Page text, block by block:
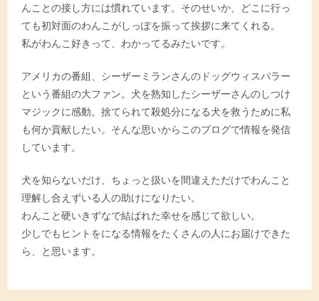
んことの接し方には慣れています。そのせいか、どこに行っ
ても初対面のわんこがしっぽを振って挨拶に来てくれる。
私がわんこ好きって、わかってるみたいです。
アメリカの番組、シーザーミランさんのドッグウィスパラー
という番組の大ファン。犬を熟知したシーザーさんのしつけ
マジックに感動。捨てられて殺処分になる犬を救うために私
も何か貢献したい。そんな思いからこのブログで情報を発信
しています。
犬を知らないだけ、ちょっと扱いを間違えただけでわんこと
理解し合えずいる人の助けになりたい。
わんこと硬いきずなで結ばれた幸せを感じて欲しい。
少しでもヒントをになる情報をたくさんの人にお届けできた
ら、と思います。